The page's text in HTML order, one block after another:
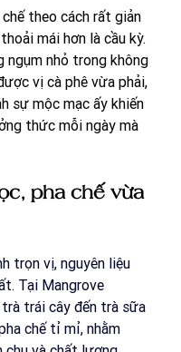
theo cách rất giản
mái hơn là cầu kỳ.
ngụm nhỏ trong không
vị cà phê vừa phải,
sự mộc mạc ấy khiến
thức mỗi ngày mà
pha chế vừa
trọn vị, nguyên liệu
Tại Mangrove
trái cây đến trà sữa
chế tỉ mỉ, nhằm